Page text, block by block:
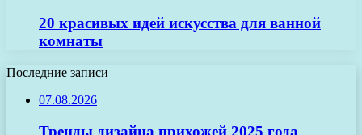
20 красивых идей искусства для ванной
комнаты
Последние записи
07.08.2026
Тренды дизайна прихожей 2025 года